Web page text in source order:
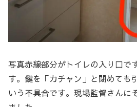
写真赤線部分がトイレの入り口で
す。鍵を「カチャン」と閉めても
いう不具合です。現場監督さんに